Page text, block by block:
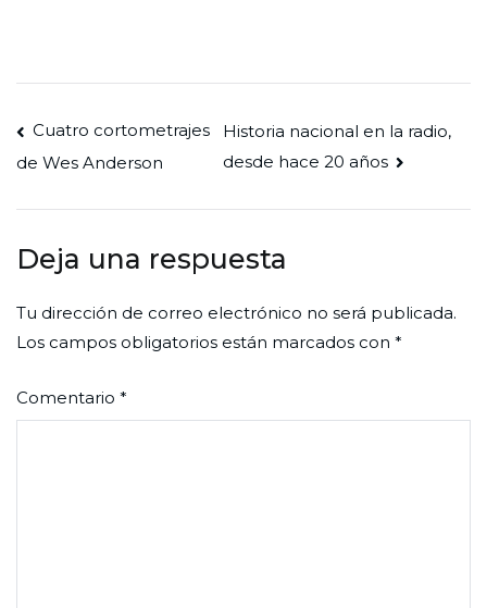
Navegación
de
Cuatro cortometrajes
de Wes Anderson
Historia nacional en la radio,
desde hace 20 años
Deja una respuesta
Tu dirección de correo electrónico no será publicada.
Los campos obligatorios están marcados con *
Comentario *